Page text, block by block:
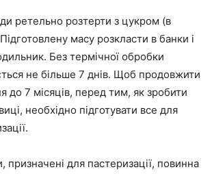
ретельно розтерти з цукром (в
масу розкласти в банки і
Без термічної обробки
не більше 7 днів. Щоб продовжити
до 7 місяців, перед тим, як зробити
необхідно підготувати все для
призначені для пастеризації, повинна